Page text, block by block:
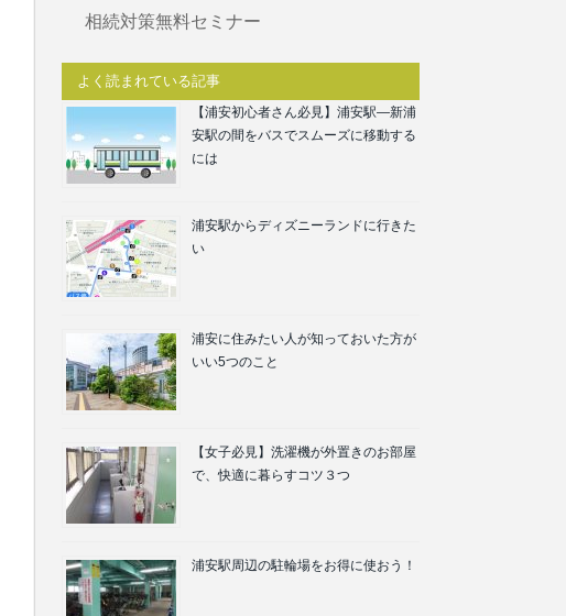
相続対策無料セミナー
よく読まれている記事
【浦安初心者さん必見】浦安駅―新浦
安駅の間をバスでスムーズに移動する
には
浦安駅からディズニーランドに行きた
い
浦安に住みたい人が知っておいた方が
いい5つのこと
【女子必見】洗濯機が外置きのお部屋
で、快適に暮らすコツ３つ
浦安駅周辺の駐輪場をお得に使おう！